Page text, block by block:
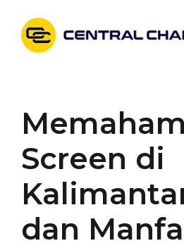
content
Screen di
dan